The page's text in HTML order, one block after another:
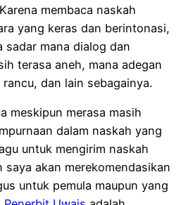
membaca naskah
yang keras dan berintonasi,
sadar mana dialog dan
terasa aneh, mana adegan
dan lain sebagainya.
meskipun merasa masih
dalam naskah yang
untuk mengirim naskah
saya akan merekomendasikan
untuk pemula maupun yang